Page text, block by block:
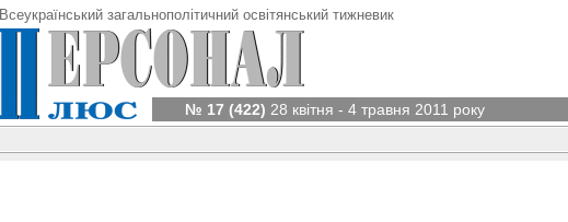
Всеукраїнський загальнополітичний освітянський тижневик
№ 17 (422) 28 квітня - 4 травня 2011 року